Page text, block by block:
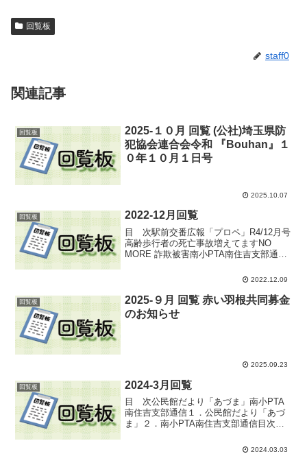
回覧板
staff0
関連記事
回覧板
2025-１０月 回覧 (公社)埼玉県防
犯協会連合会令和 『Bouhan』１
０年１０月１日号
2025.10.07
回覧板 2022-12月回覧
目 次駅前交番広報「プロペ」R4/12月号
高齢歩行者の死亡事故増えてますNO
MORE 詐欺被害南小PTA南住吉支部通信
校だより「風かほる」R4/11/30１．駅前
2022.12.09
回覧板
2025-９月 回覧 赤い羽根共同募金
のお知らせ
2025.09.23
回覧板 2024-3月回覧
目 次公民館だより「あづま」南小PTA
南住吉支部通信１．公民館だより「あづ
ま」２．南小PTA南住吉支部通信目次に
2024.03.03